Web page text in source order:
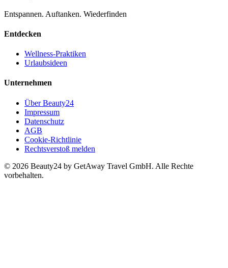
Entspannen. Auftanken. Wiederfinden
Entdecken
Wellness-Praktiken
Urlaubsideen
Unternehmen
Über Beauty24
Impressum
Datenschutz
AGB
Cookie-Richtlinie
Rechtsverstoß melden
© 2026 Beauty24 by GetAway Travel GmbH. Alle Rechte
vorbehalten.